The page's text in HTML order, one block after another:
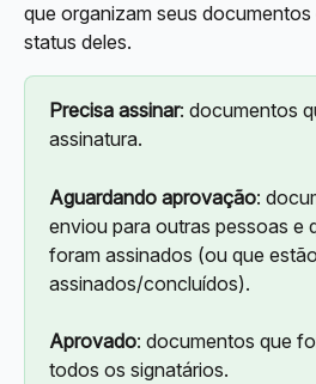
que organizam seus
status deles.
Precisa assinar: documentos
assinatura.
Aguardando aprovação:
enviou para outras pessoas e
foram assinados (ou que
assinados/concluídos).
Aprovado: documentos que
todos os signatários.